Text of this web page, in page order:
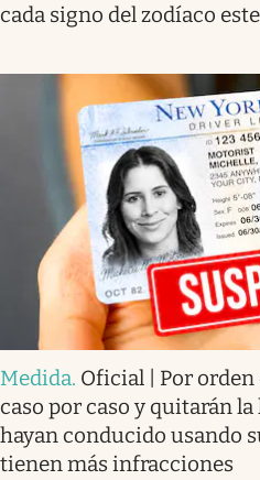
cada signo del zodíaco
Medida. Oficial | Por
caso por caso y quitarán
hayan conducido usando
tienen más infracciones